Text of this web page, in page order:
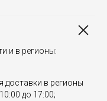
и в регионы:
доставки в регионы
до 17:00;